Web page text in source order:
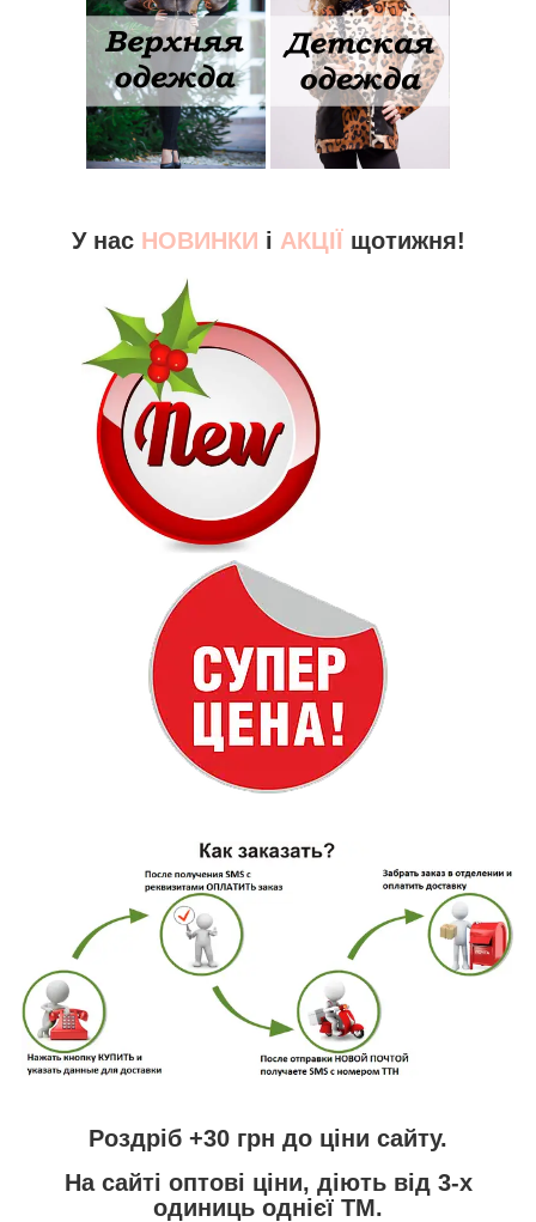
У нас НОВИНКИ і АКЦІЇ щотижня!
Роздріб +30 грн до ціни сайту.
На сайті оптові ціни, діють від 3-х
одиниць однієї ТМ.